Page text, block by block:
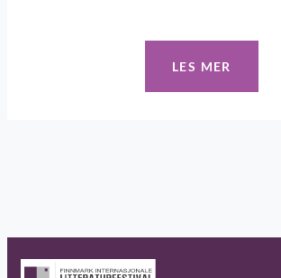
LES MER